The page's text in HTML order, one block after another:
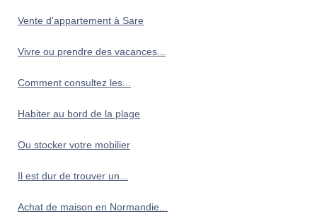
Vente d'appartement à Sare
Vivre ou prendre des vacances...
Comment consultez les...
Habiter au bord de la plage
Ou stocker votre mobilier
Il est dur de trouver un...
Achat de maison en Normandie...